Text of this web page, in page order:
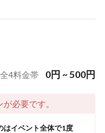
全4料金帯 0円 ~500円
必要です。
はイベント全体で1度